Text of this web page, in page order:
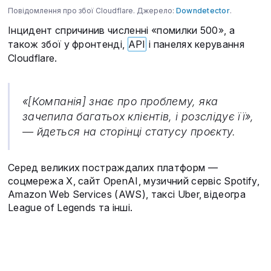
Повідомлення про збої Cloudflare. Джерело: Downdetector.
Інцидент спричинив численні «помилки 500», а
також збої у фронтенді, API і панелях керування
Cloudflare.
«[Компанія] знає про проблему, яка
зачепила багатьох клієнтів, і розслідує її»,
— йдеться на сторінці статусу проєкту.
Серед великих постраждалих платформ —
соцмережа X, сайт OpenAI, музичний сервіс Spotify,
Amazon Web Services (AWS), таксі Uber, відеогра
League of Legends та інші.